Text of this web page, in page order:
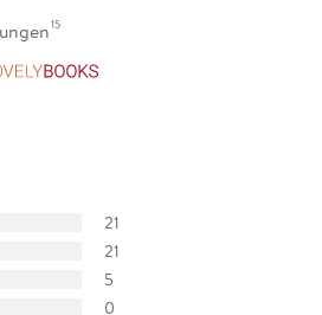
15
21
21
5
0